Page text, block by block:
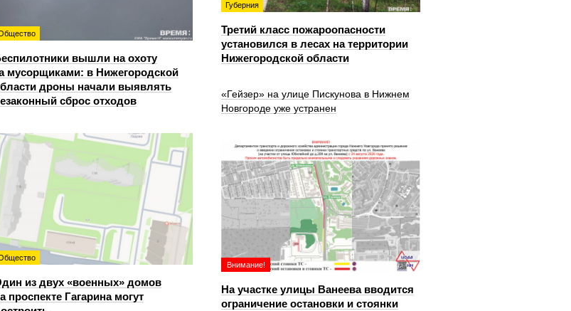
Губерния
Третий класс пожароопасности
установился в лесах на территории
Нижегородской области
вышли на охоту
мусорщиками: в Нижегородской
дроны начали выявлять
сброс отходов
«Гейзер» на улице Пискунова в Нижнем
Новгороде уже устранен
из двух «военных» домов
проспекте Гагарина могут
Внимание!
На участке улицы Ванеева вводится
ограничение остановки и стоянки